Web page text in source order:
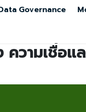
Governance
วามเชื่อแ